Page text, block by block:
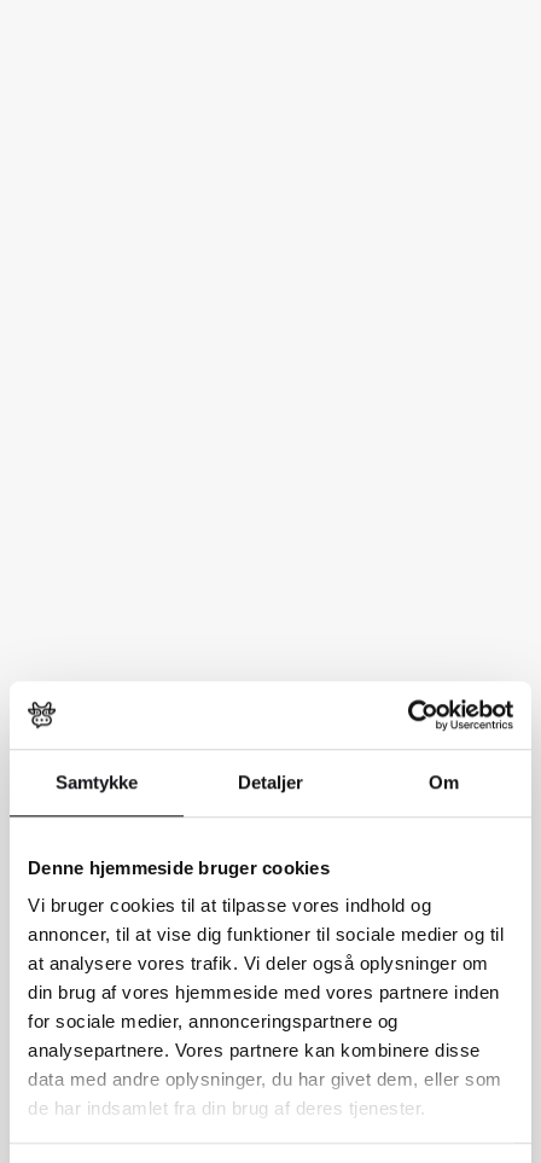
Samtykke Detaljer Om
Denne hjemmeside bruger cookies
Vi bruger cookies til at tilpasse vores indhold og
annoncer, til at vise dig funktioner til sociale medier og til
at analysere vores trafik. Vi deler også oplysninger om
din brug af vores hjemmeside med vores partnere inden
for sociale medier, annonceringspartnere og
analysepartnere. Vores partnere kan kombinere disse
data med andre oplysninger, du har givet dem, eller som
de har indsamlet fra din brug af deres tjenester.